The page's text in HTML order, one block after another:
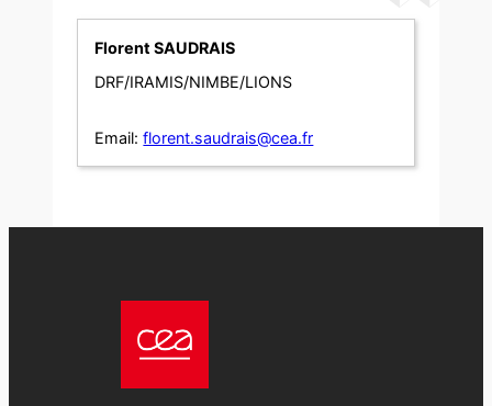
Florent SAUDRAIS
DRF/IRAMIS/NIMBE/LIONS
Email: florent.saudrais@cea.fr